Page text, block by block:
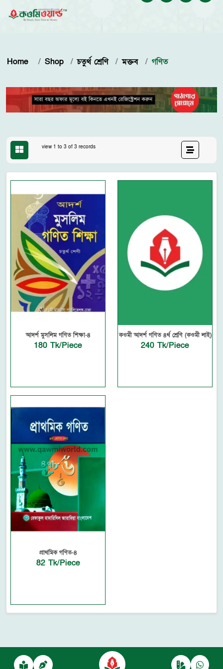
Home Shop চতুর্থ শ্রেণি মক্তব গণিত
view 1 to 3 of 3 records
আদর্শ মুসলিম গণিত শিক্ষা-৪
180 Tk/Piece
কওমী আদর্শ গণিত ৪র্থ শ্রেণি (কওমী লাই)
240 Tk/Piece
প্রাথমিক গণিত-৪
82 Tk/Piece